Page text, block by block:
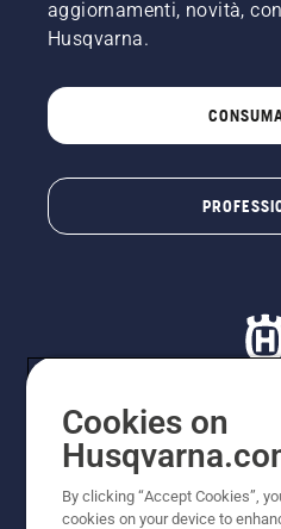
aggiornamenti, novità,
Husqvarna.
© Husqvarna AB (publ).
Husqvarna Schweiz AG
Cookies on
By clicking “Accept Cookies”,
cookies on your device to